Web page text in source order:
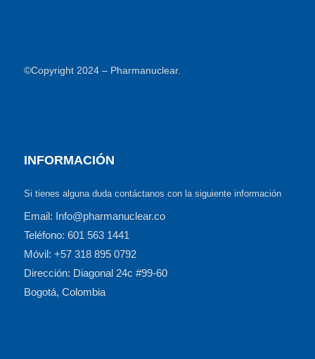
©Copyright 2024 – Pharmanuclear.
INFORMACIÓN
Si tienes alguna duda contáctanos con la siguiente información
Email: Info@pharmanuclear.co
Teléfono: 601 563 1441
Móvil: +57 318 895 0792
Dirección: Diagonal 24c #99-60
Bogotá, Colombia